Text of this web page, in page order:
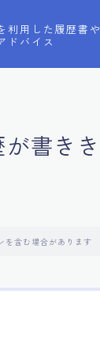
利用した履歴書
ドバイス
書き
を含む場合があります